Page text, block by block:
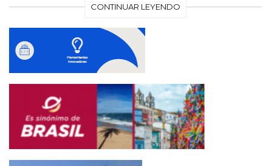
CONTINUAR LEYENDO